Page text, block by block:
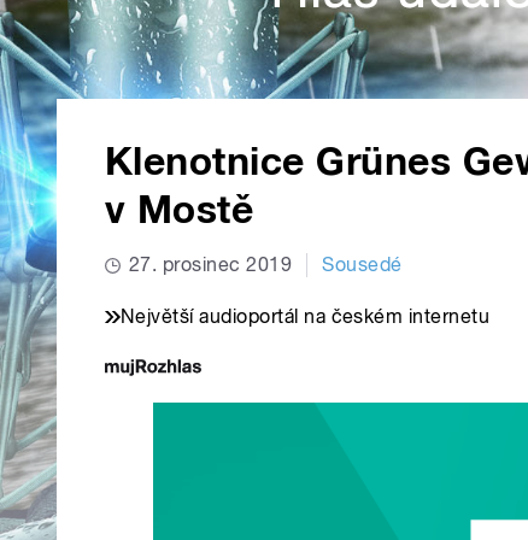
Klenotnice Grünes
v Mostě
27. prosinec 2019 Sousedé
Největší audioportál na českém internetu